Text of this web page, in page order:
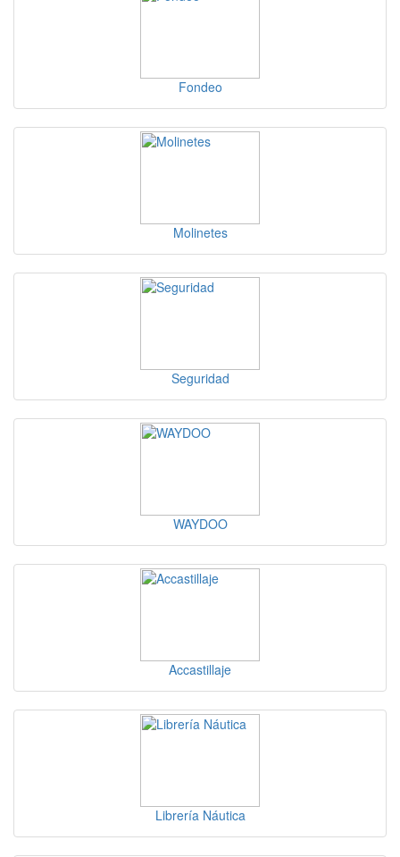
Fondeo
Molinetes
Seguridad
WAYDOO
Accastillaje
Librería Náutica